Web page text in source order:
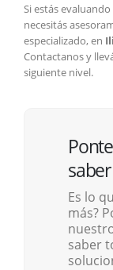
Si estás
necesitás
especializado, en
Contactanos y
siguiente nivel.
Es lo
más?
saber